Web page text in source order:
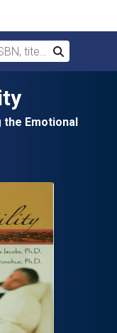
titel of auteur
Zoek
the Emotional